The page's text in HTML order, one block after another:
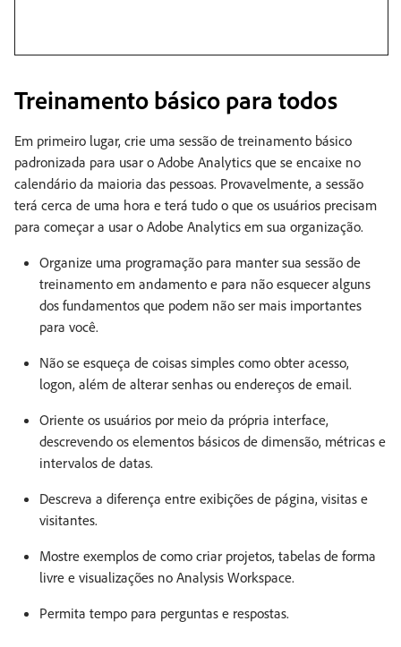
Treinamento básico para todos
Em primeiro lugar, crie uma sessão de treinamento básico
padronizada para usar o Adobe Analytics que se encaixe no
calendário da maioria das pessoas. Provavelmente, a sessão
terá cerca de uma hora e terá tudo o que os usuários precisam
para começar a usar o Adobe Analytics em sua organização.
Organize uma programação para manter sua sessão de
treinamento em andamento e para não esquecer alguns
dos fundamentos que podem não ser mais importantes
para você.
Não se esqueça de coisas simples como obter acesso,
logon, além de alterar senhas ou endereços de email.
Oriente os usuários por meio da própria interface,
descrevendo os elementos básicos de dimensão, métricas e
intervalos de datas.
Descreva a diferença entre exibições de página, visitas e
visitantes.
Mostre exemplos de como criar projetos, tabelas de forma
livre e visualizações no Analysis Workspace.
Permita tempo para perguntas e respostas.